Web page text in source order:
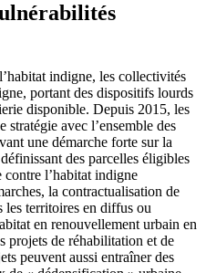
indigne, les collectivités
portant des dispositifs lourds
disponible. Depuis 2015, les
avec l’ensemble des
une démarche forte sur la
des parcelles éligibles
l’habitat indigne
la contractualisation de
les territoires en diffus ou
en renouvellement urbain en
projets de réhabilitation et de
peuvent aussi entraîner des